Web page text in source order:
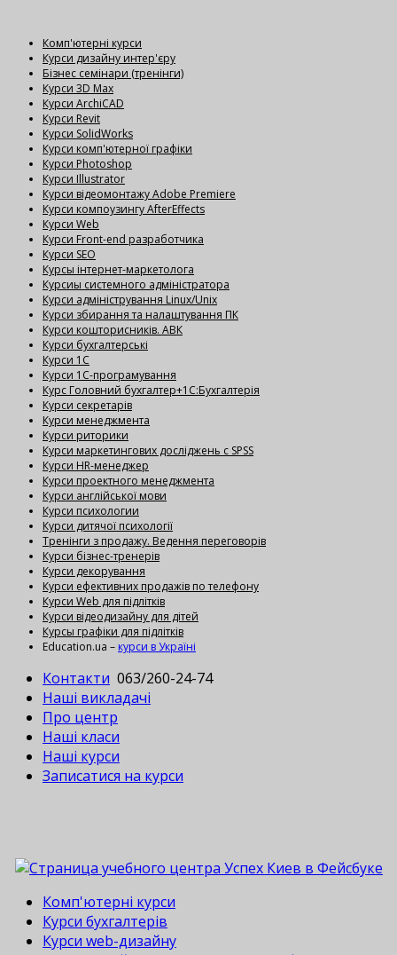
Комп'ютерні курси
Курси дизайну интер'єру
Бізнес семінари (тренінги)
Курси 3D Max
Курси ArchiCAD
Курси Revit
Курси SolidWorks
Курси комп'ютерної графіки
Курси Photoshop
Курси Illustrator
Курси відеомонтажу Adobe Premiere
Курси компоузингу AfterEffects
Курси Web
Курси Front-end разработчика
Курси SEO
Курсы інтернет-маркетолога
Курсиы системного адміністратора
Курси адміністрування Linux/Unix
Курси збирання та налаштування ПК
Курси кошторисників. АВК
Курси бухгалтерські
Курси 1С
Курси 1С-програмування
Курс Головний бухгалтер+1С:Бухгалтерія
Курси секретарів
Курси менеджмента
Курси риторики
Курси маркетингових досліджень с SPSS
Курси HR-менеджер
Курси проектного менеджмента
Курси англійської мови
Курси психологии
Курси дитячої психології
Тренінги з продажу. Ведення переговорів
Курси бізнес-тренерів
Курси декорування
Курси ефективних продажів по телефону
Курси Web для підлітків
Курси відеодизайну для дітей
Курсы графіки для підлітків
Education.ua – курси в Україні
Контакти 063/260-24-74
Наші викладачі
Про центр
Наші класи
Наші курси
Записатися на курси
Комп'ютерні курси
Курси бухгалтерів
Курси web-дизайну